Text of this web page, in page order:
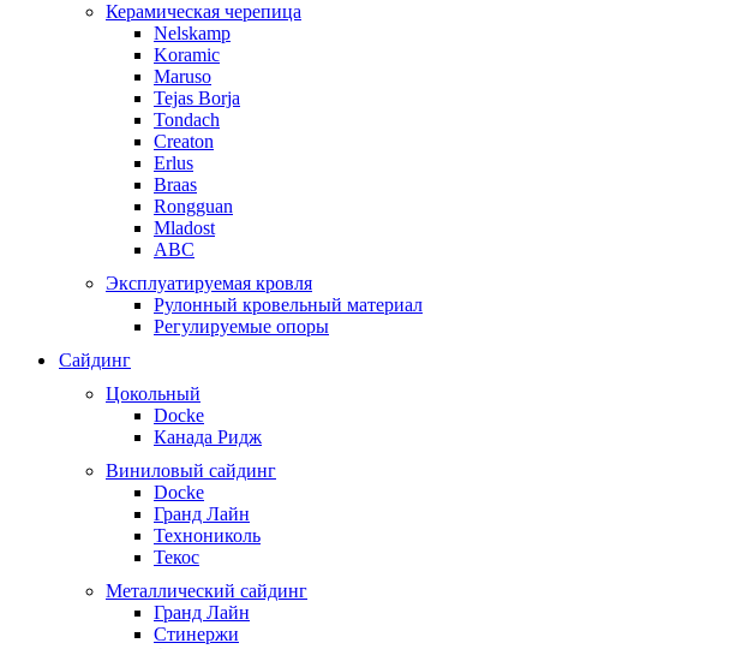
Керамическая черепица
Nelskamp
Koramic
Maruso
Tejas Borja
Tondach
Creaton
Erlus
Braas
Rongguan
Mladost
ABC
Эксплуатируемая кровля
Рулонный кровельный материал
Регулируемые опоры
Сайдинг
Цокольный
Docke
Канада Ридж
Виниловый сайдинг
Docke
Гранд Лайн
Технониколь
Текос
Металлический сайдинг
Гранд Лайн
Стинержи